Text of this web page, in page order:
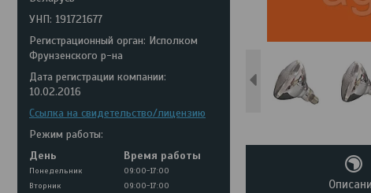
УНП: 191721677
Регистрационный орган: Исполком
Фрунзенского р-на
Дата регистрации компании:
10.02.2016
Ссылка на свидетельство/лицензию
Режим работы:
День
Время работы
Понедельник
09:00-17:00
Вторник
09:00-17:00